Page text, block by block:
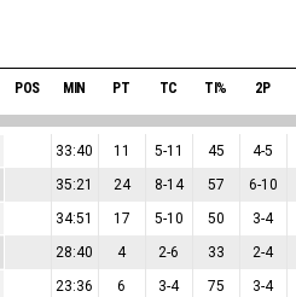
POS MIN PT TC TI% 2P
33:40 11 5-11 45 4-5
35:21 24 8-14 57 6-10
34:51 17 5-10 50 3-4
28:40 4 2-6 33 2-4
23:36 6 3-4 75 3-4